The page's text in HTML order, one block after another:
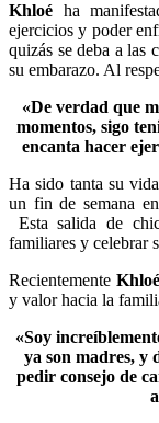
Khloé ha
ejercicios y poder
quizás se deba a las
su embarazo. Al
«De verdad que
momentos, sigo
encanta hacer
Ha sido tanta su
un fin de semana en
Esta salida de
familiares y celebrar
Recientemente
y valor hacia la
«Soy
ya son madres, y
pedir consejo de